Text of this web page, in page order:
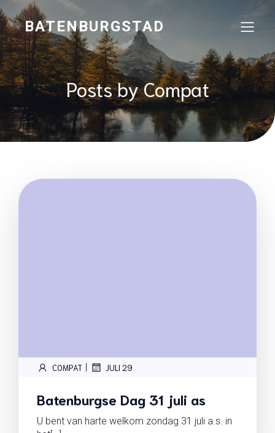
BATENBURGSTAD
Posts byCompat
COMPAT | JULI 29
Batenburgse Dag 31 juli as
U bent van harte welkom zondag 31 juli a.s. in